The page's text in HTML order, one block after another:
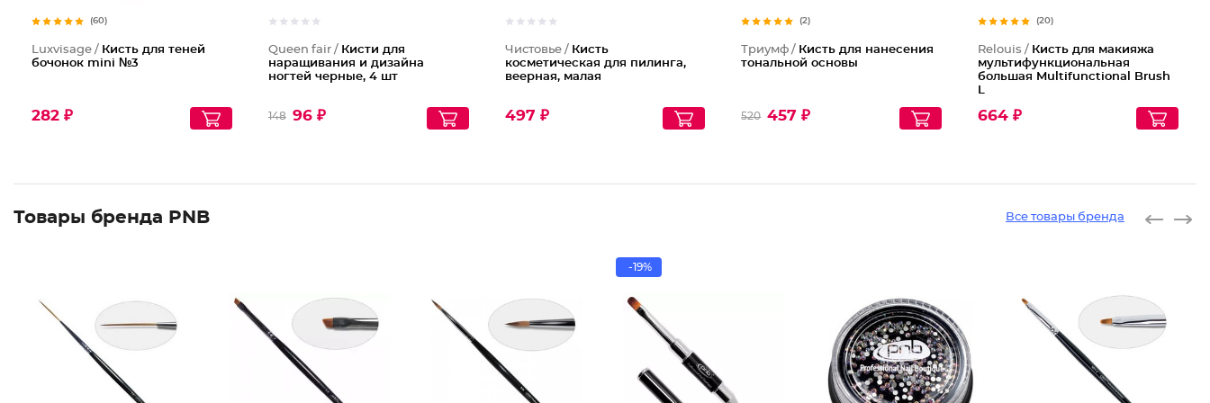
(60)
Luxvisage / Кисть для теней
бочонок mini №3
282 ₽
Queen fair / Кисти для
наращивания и дизайна
ногтей черные, 4 шт
148 96 ₽
Чистовье / Кисть
косметическая для пилинга,
веерная, малая
497 ₽
(2)
Триумф / Кисть для нанесения
тональной основы
520 457 ₽
(20)
Relouis / Кисть для макияжа
мультифункциональная
большая Multifunctional Brush
L
664 ₽
Товары бренда PNB Все товары бренда
-19%